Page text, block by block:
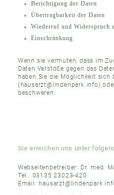
Berichtigung der Daten
Übertragbarkeit der Daten
Wiederruf und Widerspruch
Einschränkung
Wenn sie vermuten, dass im
Daten Verstöße gegen das
haben Sie die Möglichkeit sich
(hausarzt@lindenpark.info)
beschweren.
Sie erreichen uns unter
Webseitenbetreiber: Dr. med.
Tel.: 03135 23023-420
Email: